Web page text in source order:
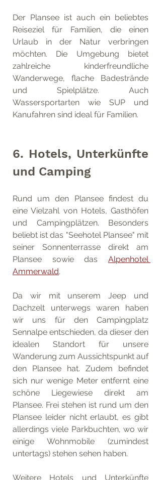
Der Plansee ist auch ein beliebtes
Reiseziel für Familien, die einen
Urlaub in der Natur verbringen
möchten. Die Umgebung bietet
zahlreiche kinderfreundliche
Wanderwege, flache Badestrände
und Spielplätze. Auch
Wassersportarten wie SUP und
Kanufahren sind ideal für Familien.
6. Hotels, Unterkünfte
und Camping
Rund um den Plansee findest du
eine Vielzahl von Hotels, Gasthöfen
und Campingplätzen. Besonders
beliebt ist das "Seehotel Plansee" mit
seiner Sonnenterrasse direkt am
Plansee sowie das Alpenhotel
Ammerwald.
Da wir mit unserem Jeep und
Dachzelt unterwegs waren haben
wir uns für den Campingplatz
Sennalpe entschieden, da dieser den
idealen Standort für unsere
Wanderung zum Aussichtspunkt auf
den Plansee hat. Zudem befindet
sich nur wenige Meter entfernt eine
schöne Liegewiese direkt am
Plansee. Frei stehen ist rund um den
Plansee leider nicht erlaubt, es gibt
allerdings viele Parkbuchten, wo wir
einige Wohnmobile (zumindest
untertags) stehen sehen haben.
Weitere Hotels und Unterkünfte